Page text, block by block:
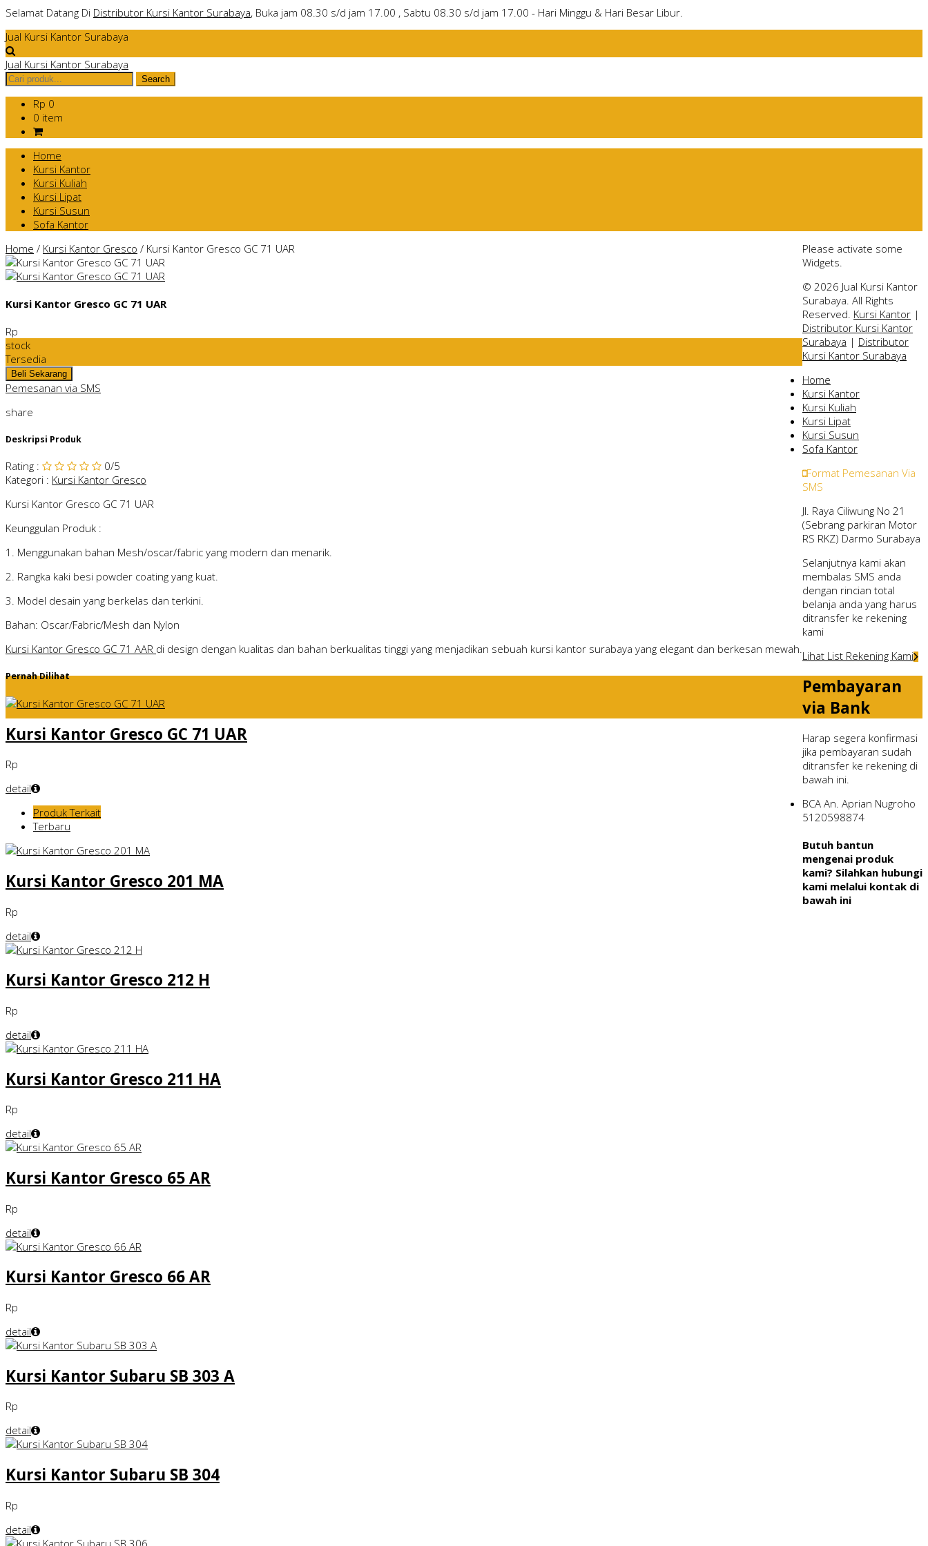
Selamat Datang Di Distributor Kursi Kantor Surabaya, Buka jam 08.30 s/d jam 17.00 , Sabtu 08.30 s/d jam 17.00 - Hari Minggu & Hari Besar Libur.
Jual Kursi Kantor Surabaya
Jual Kursi Kantor Surabaya
Rp 0
0 item
Home
Kursi Kantor
Kursi Kuliah
Kursi Lipat
Kursi Susun
Sofa Kantor
Home / Kursi Kantor Gresco / Kursi Kantor Gresco GC 71 UAR
Kursi Kantor Gresco GC 71 UAR
Rp
stock
Tersedia
Pemesanan via SMS
share
Deskripsi Produk
Rating : 0/5
Kategori : Kursi Kantor Gresco
Kursi Kantor Gresco GC 71 UAR
Keunggulan Produk :
1. Menggunakan bahan Mesh/oscar/fabric yang modern dan menarik.
2. Rangka kaki besi powder coating yang kuat.
3. Model desain yang berkelas dan terkini.
Bahan: Oscar/Fabric/Mesh dan Nylon
Kursi Kantor Gresco GC 71 AAR di design dengan kualitas dan bahan berkualitas tinggi yang menjadikan sebuah kursi kantor surabaya yang elegant dan berkesan mewah.
Pernah Dilihat
Kursi Kantor Gresco GC 71 UAR
Rp
detail
Produk Terkait
Terbaru
Kursi Kantor Gresco 201 MA
Rp
detail
Kursi Kantor Gresco 212 H
Rp
detail
Kursi Kantor Gresco 211 HA
Rp
detail
Kursi Kantor Gresco 65 AR
Rp
detail
Kursi Kantor Gresco 66 AR
Rp
detail
Kursi Kantor Subaru SB 303 A
Rp
detail
Kursi Kantor Subaru SB 304
Rp
detail
Please activate some
Widgets.
© 2026 Jual Kursi Kantor
Surabaya. All Rights
Reserved. Kursi Kantor |
Distributor Kursi Kantor
Surabaya | Distributor
Kursi Kantor Surabaya
Home
Kursi Kantor
Kursi Kuliah
Kursi Lipat
Kursi Susun
Sofa Kantor
Format Pemesanan Via
SMS
Jl. Raya Ciliwung No 21
(Sebrang parkiran Motor
RS RKZ) Darmo Surabaya
Selanjutnya kami akan
membalas SMS anda
dengan rincian total
belanja anda yang harus
ditransfer ke rekening
kami
Lihat List Rekening Kami
Pembayaran
via Bank
Harap segera konfirmasi
jika pembayaran sudah
ditransfer ke rekening di
bawah ini.
BCA An. Aprian Nugroho
5120598874
Butuh bantun
mengenai produk
kami? Silahkan hubungi
kami melalui kontak di
bawah ini